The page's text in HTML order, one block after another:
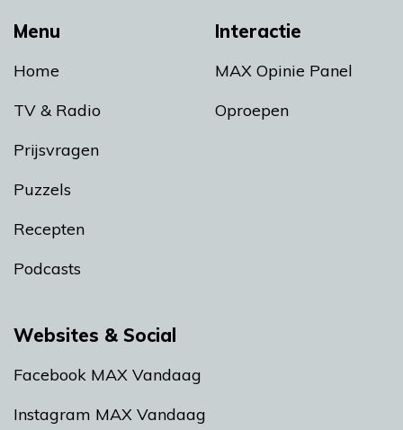
Menu
Home
TV & Radio
Prijsvragen
Puzzels
Recepten
Podcasts
Interactie
MAX Opinie Panel
Oproepen
Websites & Social
Facebook MAX Vandaag
Instagram MAX Vandaag